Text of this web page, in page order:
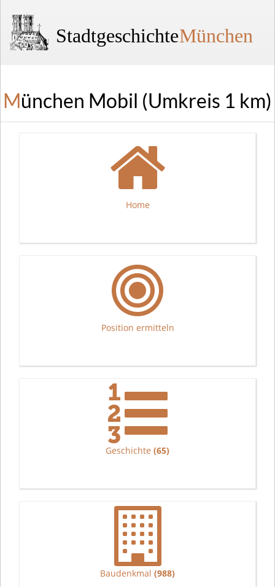
StadtgeschichteMünchen
München Mobil (Umkreis 1 km)
Home
Position ermitteln
Geschichte (65)
Baudenkmal (988)